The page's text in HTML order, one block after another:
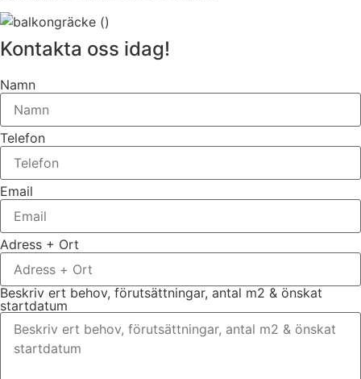
Kontakta oss idag!
Namn
Telefon
Email
Adress + Ort
Beskriv ert behov, förutsättningar, antal m2 & önskat
startdatum